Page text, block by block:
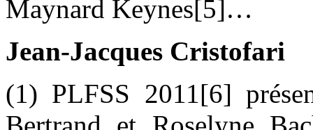
Maynard Keynes[5]…
Jean-Jacques Cristofari
(1) PLFSS 2011[6]